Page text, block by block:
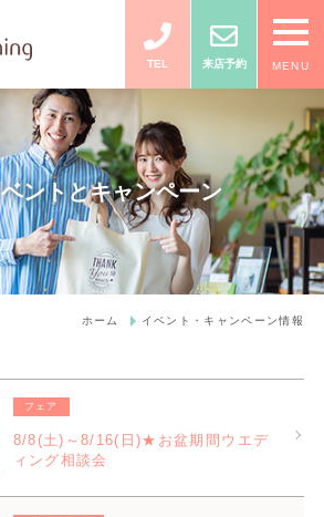
TEL 来店予約 MENU
ントとキャンペーン
ホーム イベント・キャンペーン情報
フェア
8/8(土)～8/16(日)★お盆期間ウエデ
ィング相談会